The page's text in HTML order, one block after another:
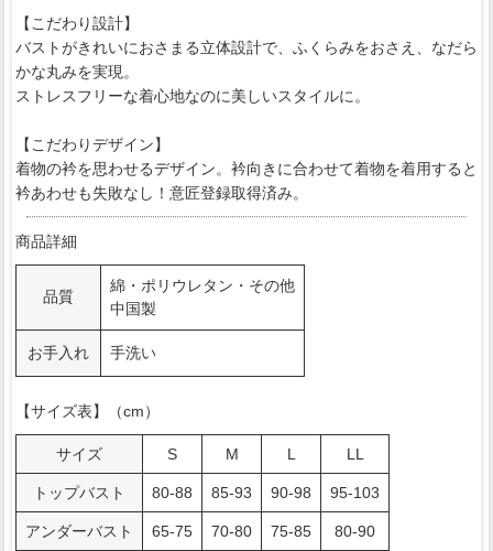
【こだわり設計】
バストがきれいにおさまる立体設計で、ふくらみをおさえ、なだら
かな丸みを実現。
ストレスフリーな着心地なのに美しいスタイルに。
【こだわりデザイン】
着物の衿を思わせるデザイン。衿向きに合わせて着物を着用すると
衿あわせも失敗なし！意匠登録取得済み。
商品詳細
品質
綿・ポリウレタン・その他
中国製
お手入れ 手洗い
【サイズ表】（cm）
サイズ S M L LL
トップバスト 80-88 85-93 90-98 95-103
アンダーバスト 65-75 70-80 75-85 80-90